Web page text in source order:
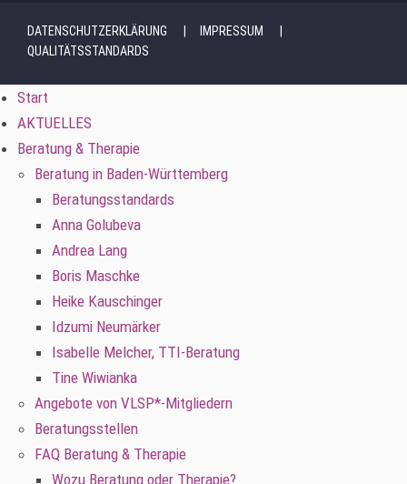
DATENSCHUTZERKLÄRUNG
IMPRESSUM
QUALITÄTSSTANDARDS
Start
AKTUELLES
Beratung & Therapie
Beratung in Baden-Württemberg
Beratungsstandards
Anna Golubeva
Andrea Lang
Boris Maschke
Heike Kauschinger
Idzumi Neumärker
Isabelle Melcher, TTI-Beratung
Tine Wiwianka
Angebote von VLSP*-Mitgliedern
Beratungsstellen
FAQ Beratung & Therapie
Wozu Beratung oder Therapie?